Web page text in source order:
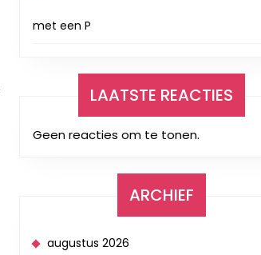
met een P
LAATSTE REACTIES
Geen reacties om te tonen.
ARCHIEF
augustus 2026